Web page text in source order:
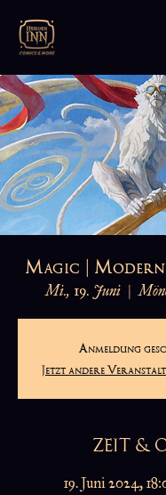
Magic |
Mi., 19. Juni
  |
Anmeldung
Jetzt andere
ZEIT &
19. Juni 2024,